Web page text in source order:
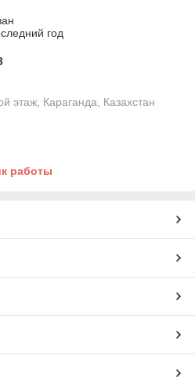
год
этаж, Караганда, Казахстан
работы